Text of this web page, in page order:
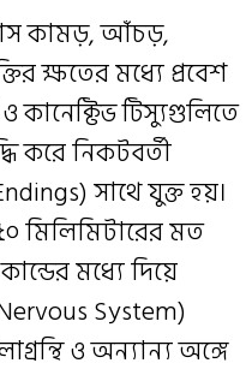
কামড়, আঁচড়,
ক্ষতের মধ্যে প্রবেশ
টিস্যুগুলিতে
করে নিকটবর্তী
সাথে যুক্ত হয়।
মিলিমিটারের মত
মধ্যে দিয়ে
Nervous System)
ও অন্যান্য অঙ্গে